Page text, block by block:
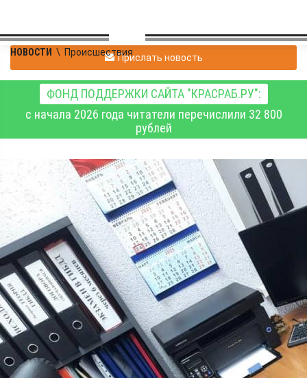
НОВОСТИ \ ПроисшествияПрислать новость
ФОНД ПОДДЕРЖКИ САЙТА "КРАСРАБ.РУ":
с начала 2026 года читатели перечислили 32 800
рублей
Перед судом
предстанет
администратор
автошколы за хищение
денег клиентов
Происшествия